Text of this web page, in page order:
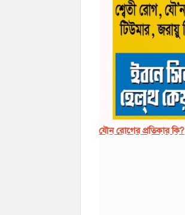
যৌন রোগের প্রতিকার কি?